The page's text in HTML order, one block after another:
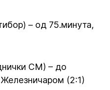
– од 75.минута,
СМ) – до
(2:1)